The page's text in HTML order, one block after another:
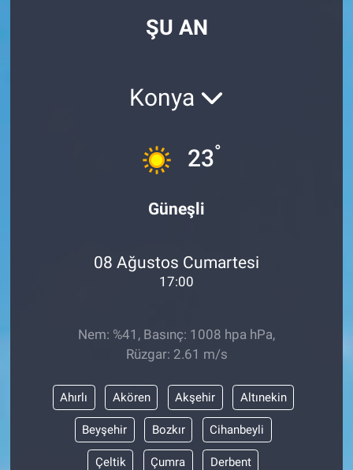
ŞU AN
Konya
23°
Güneşli
08 Ağustos Cumartesi
17:00
Nem: %41, Basınç: 1008 hpa hPa,
Rüzgar: 2.61 m/s
Ahırlı Akören Akşehir Altınekin
Beyşehir Bozkır Cihanbeyli
Çeltik Çumra Derbent